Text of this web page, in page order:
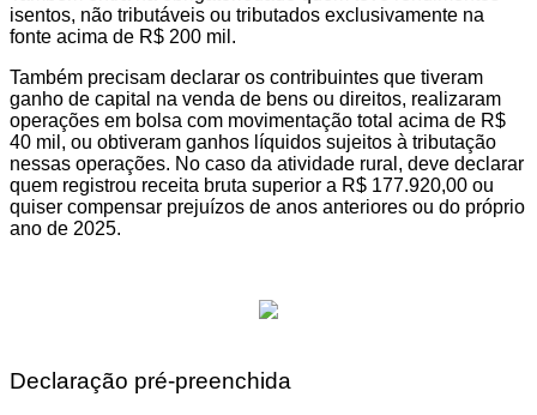
isentos, não tributáveis ou tributados exclusivamente na
fonte acima de R$ 200 mil.
Também precisam declarar os contribuintes que tiveram
ganho de capital na venda de bens ou direitos, realizaram
operações em bolsa com movimentação total acima de R$
40 mil, ou obtiveram ganhos líquidos sujeitos à tributação
nessas operações. No caso da atividade rural, deve declarar
quem registrou receita bruta superior a R$ 177.920,00 ou
quiser compensar prejuízos de anos anteriores ou do próprio
ano de 2025.
Declaração pré-preenchida